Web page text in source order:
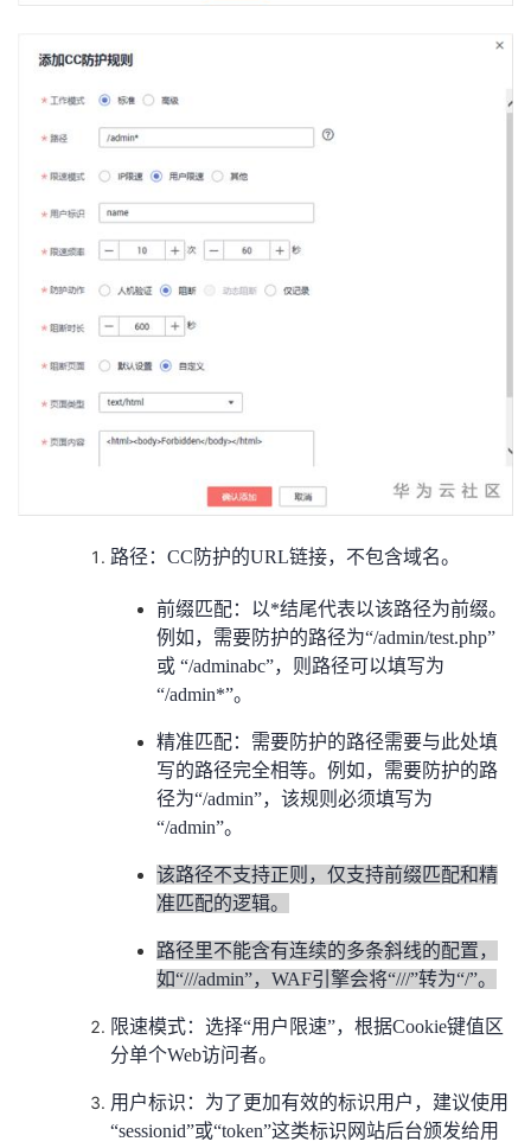
路径：CC防护的URL链接，不包含域名。
前缀匹配：以*结尾代表以该路径为前缀。
例如，需要防护的路径为“/admin/test.php”
或 “/adminabc”，则路径可以填写为
“/admin*”。
精准匹配：需要防护的路径需要与此处填
写的路径完全相等。例如，需要防护的路
径为“/admin”，该规则必须填写为
“/admin”。
该路径不支持正则，仅支持前缀匹配和精
准匹配的逻辑。
路径里不能含有连续的多条斜线的配置，
如“///admin”，WAF引擎会将“///”转为“/”。
限速模式：选择“用户限速”，根据Cookie键值区
分单个Web访问者。
用户标识：为了更加有效的标识用户，建议使用
“sessionid”或“token”这类标识网站后台颁发给用